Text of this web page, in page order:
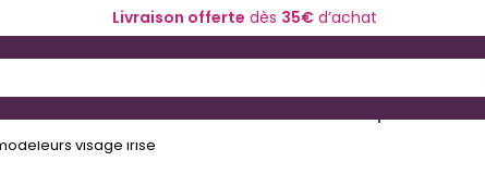
Livraison offerte dès 35€d’achat
de coiffure Coloration et technique
visage irisé